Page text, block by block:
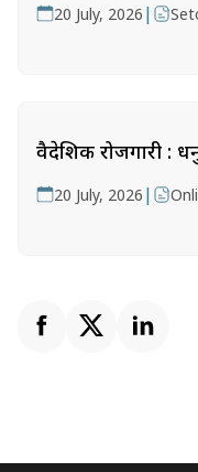
20 July, 2026 |
वैदेशिक रोजगारी :
20 July, 2026 |